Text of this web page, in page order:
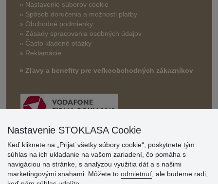
» Nastavenie súborov cookie
» Spôsob doručenia a možnosti platby
» Obchodné podmienky
» Zásady spracovania osobných údajov
» Často kladené otázky
» Reklamácie
» Zľavy a benefity pre veľkoobchodných zákazníkov
Hodnotenia
zákazníkov
Nastavenie STOKLASA Cookie
Keď kliknete na „Prijať všetky súbory cookie“, poskytnete tým
súhlas na ich ukladanie na vašom zariadení, čo pomáha s
navigáciou na stránke, s analýzou využitia dát a s našimi
marketingovými snahami. Môžete to odmietnuť, ale budeme radi,